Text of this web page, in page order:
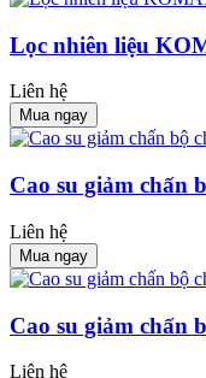
Lọc nhiên liệu
Liên hệ
Mua ngay
Cao su giảm chấn
Liên hệ
Mua ngay
Cao su giảm chấn
Liên hệ